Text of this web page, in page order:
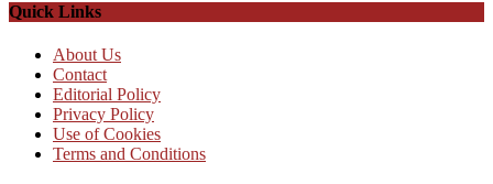
Quick Links
About Us
Contact
Editorial Policy
Privacy Policy
Use of Cookies
Terms and Conditions